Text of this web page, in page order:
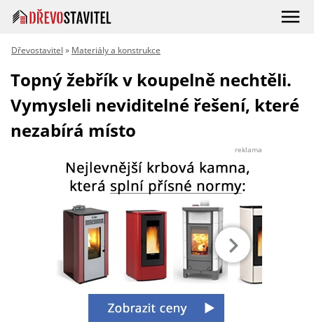
Dřevostavitel » Materiály a konstrukce
Topný žebřík v koupelně nechtěli.
Vymysleli neviditelné řešení, které
nezabírá místo
reklama